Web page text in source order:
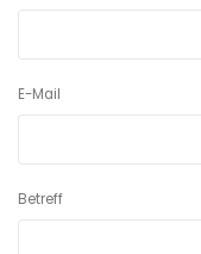
E-Mail
Betreff